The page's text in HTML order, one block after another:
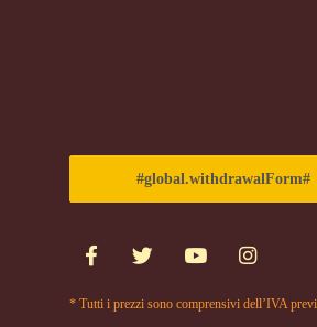
#global.withdrawalForm#
* Tutti i prezzi sono comprensivi dell’IVA